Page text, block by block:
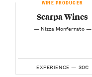
Scarpa Wines
— Nizza Monferrato —
EXPERIENCE — 30€